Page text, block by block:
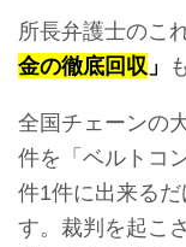
所長弁護士のこ
金の徹底回収 」
全国チェーンの
件を「ベルトコ
件1件に出来る
す。裁判を起こ